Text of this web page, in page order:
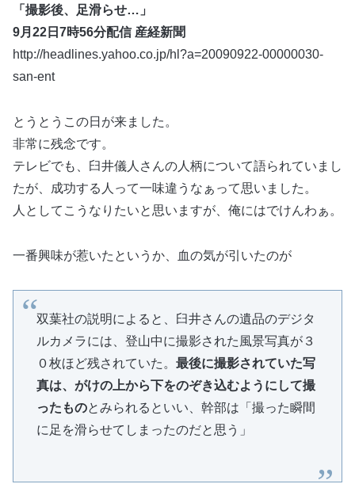
「撮影後、足滑らせ…」
9月22日7時56分配信 産経新聞
http://headlines.yahoo.co.jp/hl?a=20090922-00000030-
san-ent
とうとうこの日が来ました。
非常に残念です。
テレビでも、臼井儀人さんの人柄について語られていまし
たが、成功する人って一味違うなぁって思いました。
人としてこうなりたいと思いますが、俺にはでけんわぁ。
一番興味が惹いたというか、血の気が引いたのが
双葉社の説明によると、臼井さんの遺品のデジタ
ルカメラには、登山中に撮影された風景写真が３
０枚ほど残されていた。 最後に撮影されていた写
真は、がけの上から下をのぞき込むようにして撮
ったものとみられるといい、幹部は「撮った瞬間
に足を滑らせてしまったのだと思う」